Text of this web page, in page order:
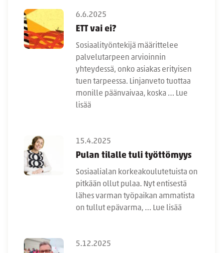
6.6.2025
ETT vai ei?
Sosiaalityöntekijä määrittelee
palvelutarpeen arvioinnin
yhteydessä, onko asiakas erityisen
tuen tarpeessa. Linjanveto tuottaa
monille päänvaivaa, koska … Lue
lisää
15.4.2025
Pulan tilalle tuli työttömyys
Sosiaalialan korkeakoulutetuista on
pitkään ollut pulaa. Nyt entisestä
lähes varman työpaikan ammatista
on tullut epävarma, … Lue lisää
5.12.2025